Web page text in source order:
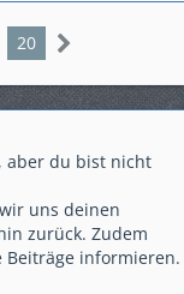
20
aber du bist nicht
uns deinen
zurück. Zudem
Beiträge informieren.